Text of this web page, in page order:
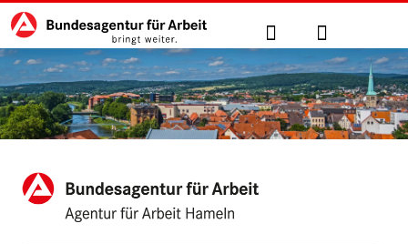
zu den Hauptinhalten springen
Hauptnavigation Suche Anmelden
Agentur für Arbeit Hameln